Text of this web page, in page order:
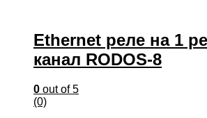
Ethernet реле на 1
канал RODOS-8
0 out of 5
(0)